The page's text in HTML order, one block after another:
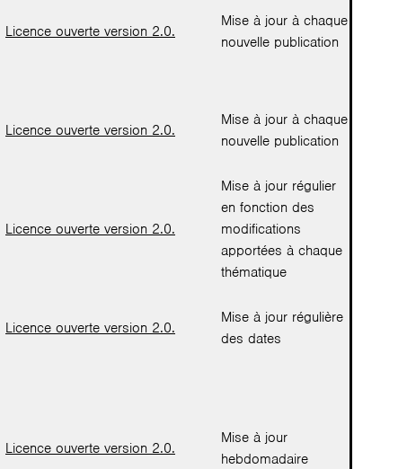
Licence ouverte version 2.0.
Mise à jour à chaque
nouvelle publication
Licence ouverte version 2.0.
Mise à jour à chaque
nouvelle publication
Licence ouverte version 2.0.
Mise à jour régulier
en fonction des
modifications
apportées à chaque
thématique
Licence ouverte version 2.0.
Mise à jour régulière
des dates
Licence ouverte version 2.0.
Mise à jour
hebdomadaire